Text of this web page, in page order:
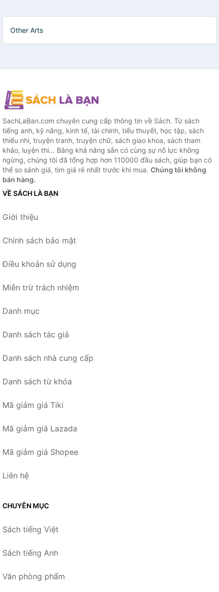
Other Arts
SachLaBan.com chuyên cung cấp thông tin về Sách. Từ sách
tiếng anh, kỹ năng, kinh tế, tài chính, tiểu thuyết, học tập, sách
thiếu nhi, truyện tranh, truyện chữ, sách giao khoa, sách tham
khảo, luyện thi... Bằng khả năng sẵn có cùng sự nỗ lực không
ngừng, chúng tôi đã tổng hợp hơn 110000 đầu sách, giúp bạn có
thể so sánh giá, tìm giá rẻ nhất trước khi mua. Chúng tôi không
bán hàng.
VỀ SÁCH LÀ BẠN
Giới thiệu
Chính sách bảo mật
Điều khoản sử dụng
Miễn trừ trách nhiệm
Danh mục
Danh sách tác giả
Danh sách nhà cung cấp
Danh sách từ khóa
Mã giảm giá Tiki
Mã giảm giá Lazada
Mã giảm giá Shopee
Liên hệ
CHUYÊN MỤC
Sách tiếng Việt
Sách tiếng Anh
Văn phòng phẩm